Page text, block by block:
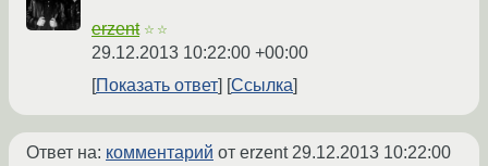
erzent ☆☆
29.12.2013 10:22:00 +00:00
Показать ответ
Ссылка
Ответ на: комментарий от erzent29.12.2013 10:22:00